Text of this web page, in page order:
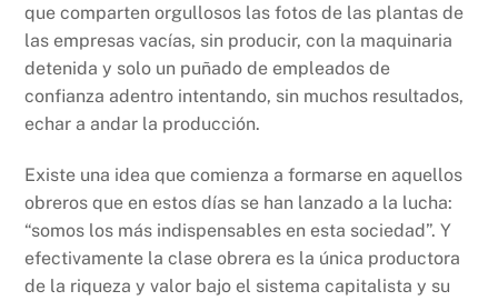
que comparten orgullosos las fotos de las plantas de
las empresas vacías, sin producir, con la maquinaria
detenida y solo un puñado de empleados de
confianza adentro intentando, sin muchos resultados,
echar a andar la producción.
Existe una idea que comienza a formarse en aquellos
obreros que en estos días se han lanzado a la lucha:
“somos los más indispensables en esta sociedad”. Y
efectivamente la clase obrera es la única productora
de la riqueza y valor bajo el sistema capitalista y su